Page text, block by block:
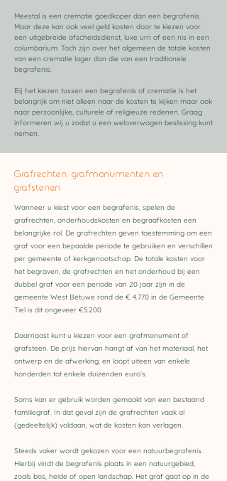
Meestal is een crematie goedkoper dan een begrafenis.
Maar deze kan ook veel geld kosten door te kiezen voor
een uitgebreide afscheidsdienst, luxe urn of een nis in een
columbarium. Toch zijn over het algemeen de totale kosten
van een crematie lager dan die van een traditionele
begrafenis.
Bij het kiezen tussen een begrafenis of crematie is het
belangrijk om niet alleen naar de kosten te kijken maar ook
naar persoonlijke, culturele of religieuze redenen. Graag
informeren wij u zodat u een weloverwogen beslissing kunt
nemen.
Grafrechten, grafmonumenten en
grafstenen
Wanneer u kiest voor een begrafenis, spelen de
grafrechten, onderhoudskosten en begraafkosten een
belangrijke rol. De grafrechten geven toestemming om een
graf voor een bepaalde periode te gebruiken en verschillen
per gemeente of kerkgenootschap. De totale kosten voor
het begraven, de grafrechten en het onderhoud bij een
dubbel graf voor een periode van 20 jaar zijn in de
gemeente West Betuwe rond de € 4.770 in de Gemeente
Tiel is dit ongeveer €5.200
Daarnaast kunt u kiezen voor een grafmonument of
grafsteen. De prijs hiervan hangt af van het materiaal, het
ontwerp en de afwerking, en loopt uiteen van enkele
honderden tot enkele duizenden euro’s.
Soms kan er gebruik worden gemaakt van een bestaand
familiegraf. In dat geval zijn de grafrechten vaak al
(gedeeltelijk) voldaan, wat de kosten kan verlagen.
Steeds vaker wordt gekozen voor een natuurbegrafenis.
Hierbij vindt de begrafenis plaats in een natuurgebied,
zoals bos, heide of open landschap. Het graf gaat op in de